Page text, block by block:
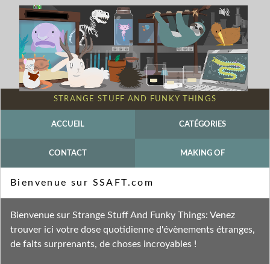
STRANGE STUFF AND FUNKY THINGS
ACCUEIL CATÉGORIES
CONTACT MAKING OF
Fil des commentaires
Bienvenue sur SSAFT.com
Bienvenue sur Strange Stuff And Funky Things: Venez
trouver ici votre dose quotidienne d'évènements étranges,
de faits surprenants, de choses incroyables !